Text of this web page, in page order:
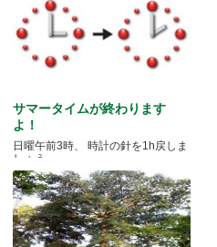
サマータイムが終わります
よ！
日曜午前3時、 時計の針を1h戻しま
しょう